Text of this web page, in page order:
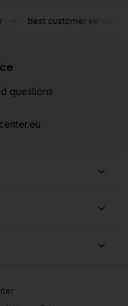
Best customer service
questions